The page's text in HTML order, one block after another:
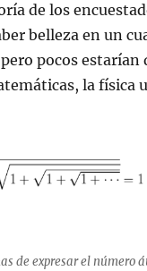
de los
belleza en un
pocos estarían
la física
de expresar el número